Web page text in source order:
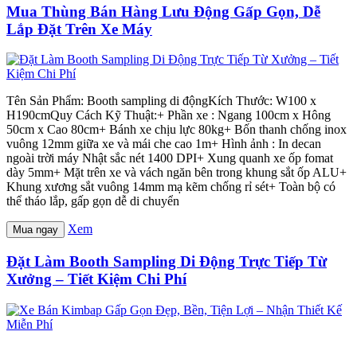
Mua Thùng Bán Hàng Lưu Động Gấp Gọn, Dễ
Lắp Đặt Trên Xe Máy
Tên Sản Phẩm: Booth sampling di độngKích Thước: W100 x
H190cmQuy Cách Kỹ Thuật:+ Phần xe : Ngang 100cm x Hông
50cm x Cao 80cm+ Bánh xe chịu lực 80kg+ Bốn thanh chống inox
vuông 12mm giữa xe và mái che cao 1m+ Hình ảnh : In decan
ngoài trời máy Nhật sắc nét 1400 DPI+ Xung quanh xe ốp fomat
dày 5mm+ Mặt trên xe và vách ngăn bên trong khung sắt ốp ALU+
Khung xương sắt vuông 14mm mạ kẽm chống rỉ sét+ Toàn bộ có
thể tháo lắp, gấp gọn dễ di chuyển
Mua ngay Xem
Đặt Làm Booth Sampling Di Động Trực Tiếp Từ
Xưởng – Tiết Kiệm Chi Phí